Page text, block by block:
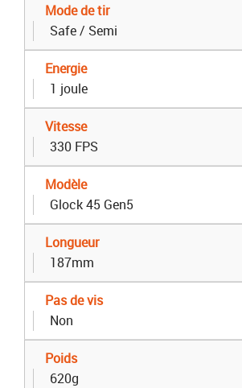
Mode de tir
Safe / Semi
Energie
1 joule
Vitesse
330 FPS
Modèle
Glock 45 Gen5
Longueur
187mm
Pas de vis
Non
Poids
620g